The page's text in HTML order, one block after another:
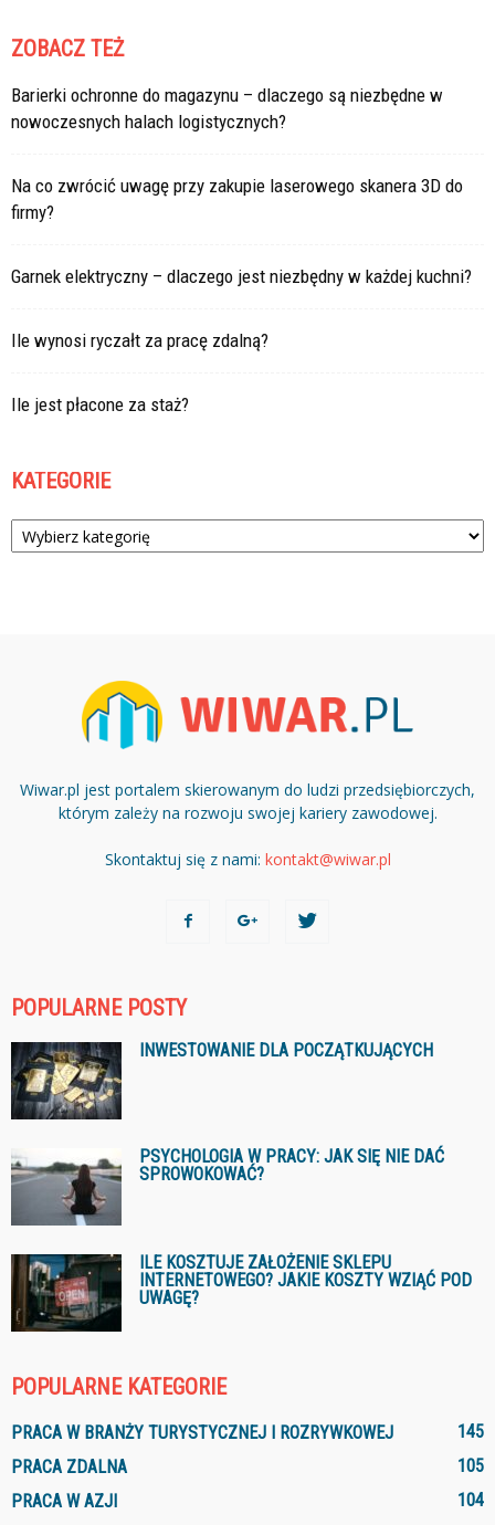
ZOBACZ TEŻ
Barierki ochronne do magazynu – dlaczego są niezbędne w
nowoczesnych halach logistycznych?
Na co zwrócić uwagę przy zakupie laserowego skanera 3D do
firmy?
Garnek elektryczny – dlaczego jest niezbędny w każdej kuchni?
Ile wynosi ryczałt za pracę zdalną?
Ile jest płacone za staż?
KATEGORIE
Kategorie
Wiwar.pl jest portalem skierowanym do ludzi przedsiębiorczych,
którym zależy na rozwoju swojej kariery zawodowej.
Skontaktuj się z nami: kontakt@wiwar.pl
POPULARNE POSTY
INWESTOWANIE DLA POCZĄTKUJĄCYCH
PSYCHOLOGIA W PRACY: JAK SIĘ NIE DAĆ
SPROWOKOWAĆ?
ILE KOSZTUJE ZAŁOŻENIE SKLEPU
INTERNETOWEGO? JAKIE KOSZTY WZIĄĆ POD
UWAGĘ?
POPULARNE KATEGORIE
PRACA W BRANŻY TURYSTYCZNEJ I ROZRYWKOWEJ
145
PRACA ZDALNA
105
PRACA W AZJI
104